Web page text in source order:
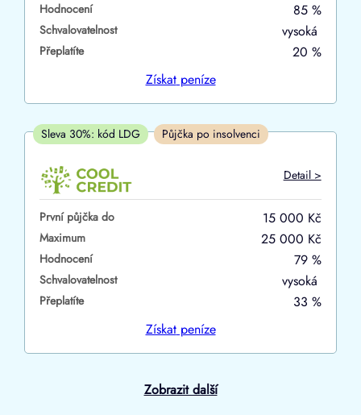
Po insolvenci
ano
ne
V hotovosti
ano
Hodnocení 85 %
Schvalovatelnost vysoká
Přeplatíte
20 %
Získatpeníze
Sleva 30%: kód LDG Půjčka po insolvenci
Detail >
První půjčka do 15 000 Kč
Maximum 25 000 Kč
Hodnocení 79 %
Schvalovatelnost vysoká
Přeplatíte
33 %
Získatpeníze
Zobrazit další